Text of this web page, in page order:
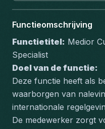
Functieomschrijving
Functietitel: Medior
Specialist
Doel van de functie:
Deze functie heeft als
waarborgen van
internationale
De medewerker zorgt